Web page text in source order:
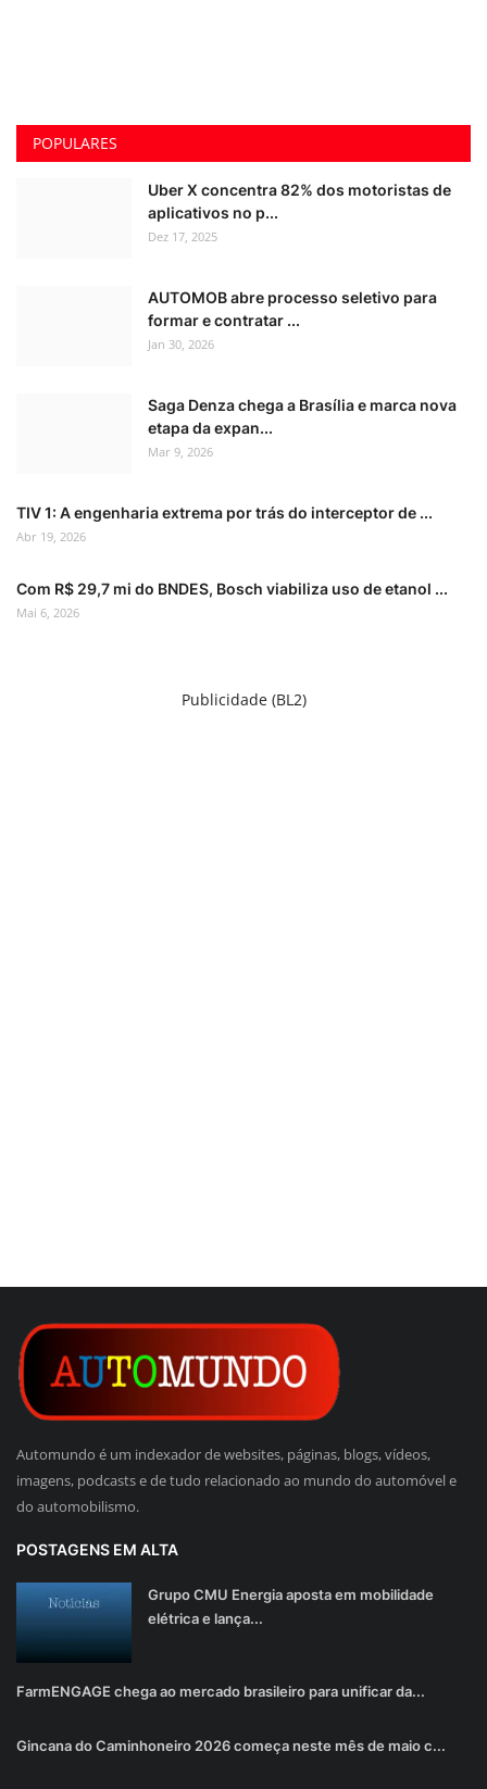
POPULARES
Uber X concentra 82% dos motoristas de
aplicativos no p...
Dez 17, 2025
AUTOMOB abre processo seletivo para
formar e contratar ...
Jan 30, 2026
Saga Denza chega a Brasília e marca nova
etapa da expan...
Mar 9, 2026
TIV 1: A engenharia extrema por trás do interceptor de ...
Abr 19, 2026
Com R$ 29,7 mi do BNDES, Bosch viabiliza uso de etanol ...
Mai 6, 2026
Publicidade (BL2)
Automundo é um indexador de websites, páginas, blogs, vídeos,
imagens, podcasts e de tudo relacionado ao mundo do automóvel e
do automobilismo.
POSTAGENS EM ALTA
Grupo CMU Energia aposta em mobilidade
elétrica e lança...
FarmENGAGE chega ao mercado brasileiro para unificar da...
Gincana do Caminhoneiro 2026 começa neste mês de maio c...